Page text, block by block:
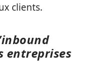
clients.
entreprises